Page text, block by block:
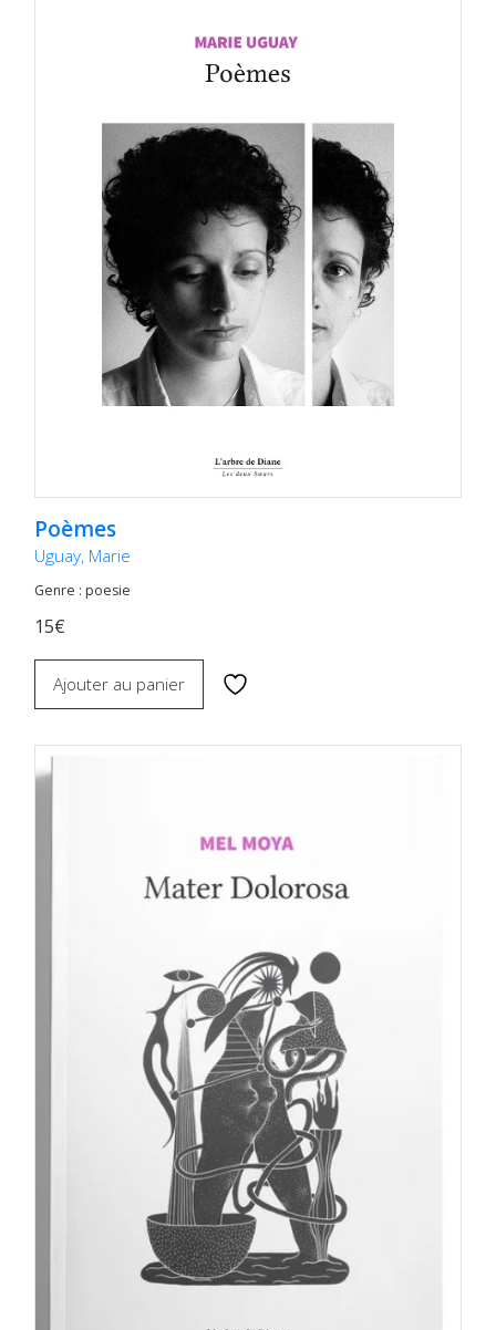
Poèmes
Uguay, Marie
Genre : poesie
15€
Ajouter au panier